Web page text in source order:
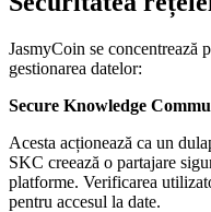
JasmyCoin se concentrează
gestionarea datelor:
Secure Knowledge
Acesta acționează ca un
SKC creează o partajare
platforme. Verificarea
pentru accesul la date.